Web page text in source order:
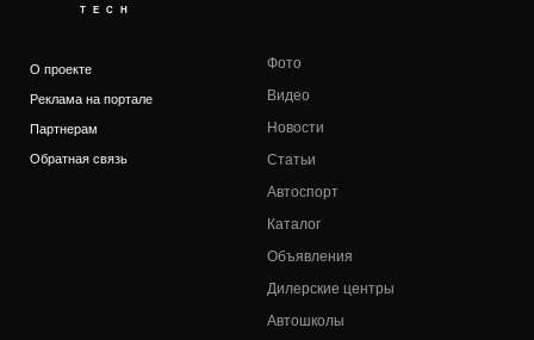
TECH
О проекте
Реклама на портале
Партнерам
Обратная связь
Фото
Видео
Новости
Статьи
Автоспорт
Каталог
Объявления
Дилерские центры
Автошколы